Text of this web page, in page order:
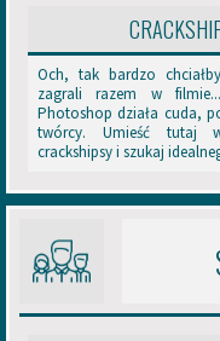
r
g
a
n
a
c
n
-
Och, tak bardzo
zagrali razem w
Photoshop działa cuda,
twórcy. Umieść tutaj
crackshipsy i szukaj